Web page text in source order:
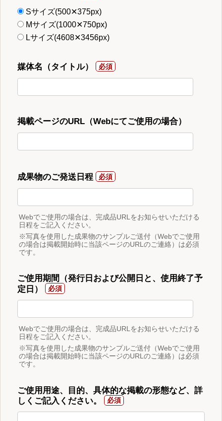
Sサイズ(500✕375px)
Mサイズ(1000✕750px)
Lサイズ(4608✕3456px)
媒体名（タイトル）
掲載ページのURL（Webにてご使用の場合）
成果物のご発送日程
Webでご使用の場合は、完成品URLをお知らせいただける
日程をご記入ください。
※写真を使用した成果物のサンプルご送付（Webでご使用
の場合は掲載開始時に当該ページのURLのご連絡）は必須
です。
ご使用期間（発行日および公開日と、使用終了予
定日）
Webでご使用の場合は、完成品URLをお知らせいただける
日程をご記入ください。
※写真を使用した成果物のサンプルご送付（Webでご使用
の場合は掲載開始時に当該ページのURLのご連絡）は必須
です。
ご使用用途、目的、具体的な掲載の形態など、詳
しくご記入ください。